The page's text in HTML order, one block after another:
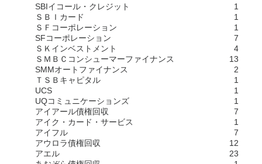
SBIイコール・クレジット
1
ＳＢＩカード
1
ＳＦコーポレーション
1
SFコーポレーション
7
ＳＫインベストメント
4
ＳＭＢＣコンシューマーファイナンス
13
SMMオートファイナンス
2
ＴＳＢキャピタル
1
UCS
1
UQコミュニケーションズ
1
アイアール債権回収
7
アイク・カード・サービス
1
アイフル
7
アウロラ債権回収
12
アエル
23